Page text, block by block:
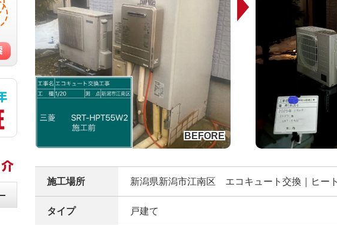
施工場所 新潟県新潟市江南区 エコキュート交換｜ヒー
タイプ 戸建て